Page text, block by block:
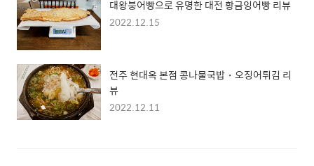
대왕붕어빵으로 유명한 대전 황금잉어빵 리뷰
2022.12.15
전주 현대옥 본점 콩나물국밥・오징어튀김 리
뷰
2022.12.11